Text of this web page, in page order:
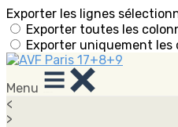
Exporter les lignes
Exporter toutes les
Exporter uniquement les
Menu
<
>